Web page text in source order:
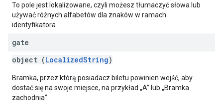
To pole jest lokalizowane, czyli możesz tłumaczyć słowa lub
używać różnych alfabetów dla znaków w ramach
identyfikatora.
gate
object (LocalizedString)
Bramka, przez którą posiadacz biletu powinien wejść, aby
dostać się na swoje miejsce, na przykład „A” lub „Bramka
zachodnia”.